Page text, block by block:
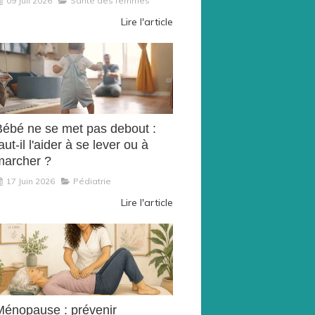
Lire l'article
ne se met pas debout :
il l'aider à se lever ou à
?
17 Juin 2026 Pédiatrie
Lire l'article
: prévenir